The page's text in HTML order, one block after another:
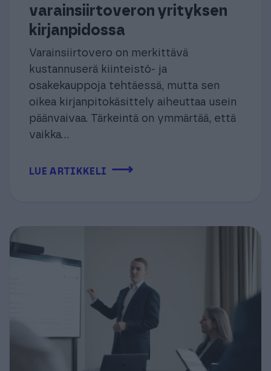
varainsiirtoveron yrityksen
kirjanpidossa
Varainsiirtovero on merkittävä
kustannuserä kiinteistö- ja
osakekauppoja tehtäessä, mutta sen
oikea kirjanpitokäsittely aiheuttaa usein
päänvaivaa. Tärkeintä on ymmärtää, että
vaikka...
LUE ARTIKKELI ⟶